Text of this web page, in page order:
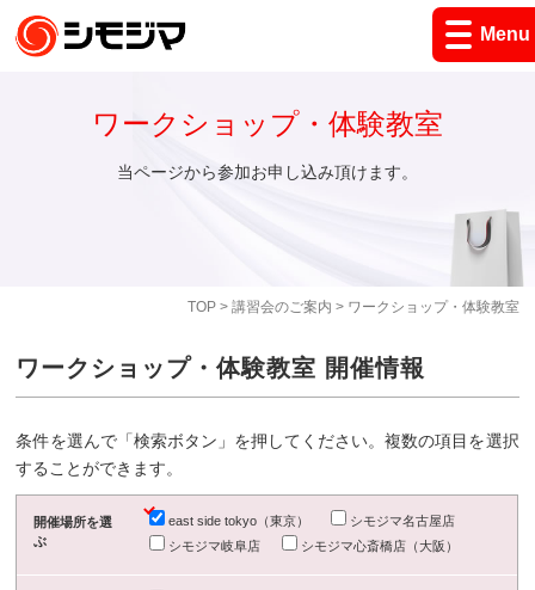
Menu
TOP> 講習会のご案内 > ワークショップ・体験教室
ワークショップ・体験教室
当ページから参加お申し込み頂けます。
ワークショップ・体験教室 開催情報
条件を選んで「検索ボタン」を押してください。複数の項目を選択
することができます。
開催場所を選
ぶ
east side tokyo（東京）
シモジマ名古屋店
シモジマ岐阜店
シモジマ心斎橋店（大阪）